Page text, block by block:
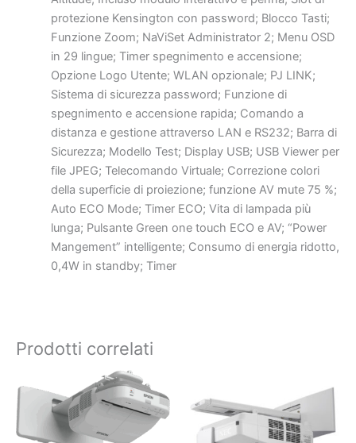
protezione Kensington con password; Blocco Tasti;
Funzione Zoom; NaViSet Administrator 2; Menu OSD
in 29 lingue; Timer spegnimento e accensione;
Opzione Logo Utente; WLAN opzionale; PJ LINK;
Sistema di sicurezza password; Funzione di
spegnimento e accensione rapida; Comando a
distanza e gestione attraverso LAN e RS232; Barra di
Sicurezza; Modello Test; Display USB; USB Viewerper
file JPEG; Telecomando Virtuale; Correzione colori
della superficie di proiezione; funzione AV mute 75 %;
Auto ECO Mode; Timer ECO; Vita di lampada più
lunga; Pulsante Green one touch ECO e AV; “Power
Mangement” intelligente; Consumo di energia ridotto,
0,4W in standby; Timer
Prodotti correlati